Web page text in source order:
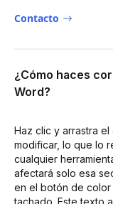
Contacto
¿Cómo haces
Word?
Haz clic y arrastra
modificar, lo que lo
cualquier
afectará solo esa
en el botón de
tachado. Este texto